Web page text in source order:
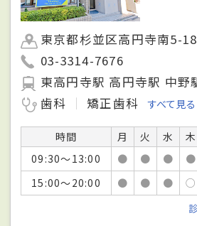
東京都杉並区高円寺南5-
03-3314-7676
東高円寺駅 高円寺駅 中野
歯科
矯正歯科 すべて見る
時間 月 火 水 木
09:30～13:00
● ● ● ●
15:00～20:00
● ● ● ○